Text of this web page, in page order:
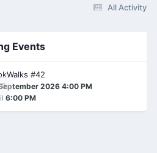
All Activity
Events
0
#42
2026 4:00 PM
6:00 PM